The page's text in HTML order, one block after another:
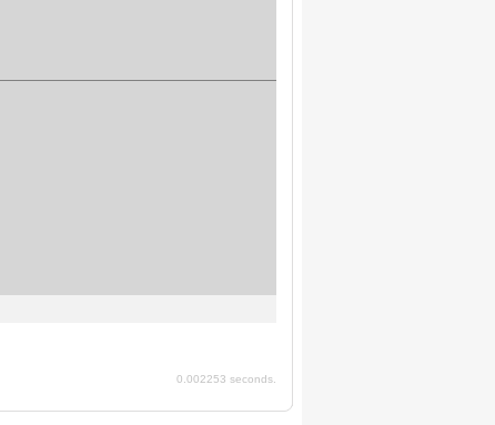
0.002253 seconds.